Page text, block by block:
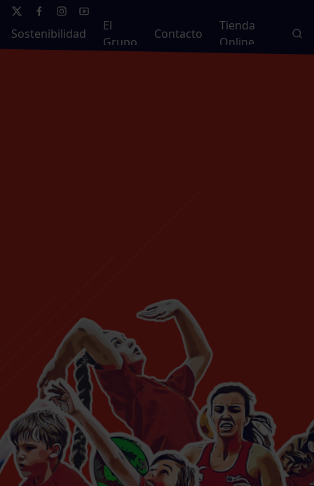
Sostenibilidad
El
Grupo
Contacto
Tienda
Online